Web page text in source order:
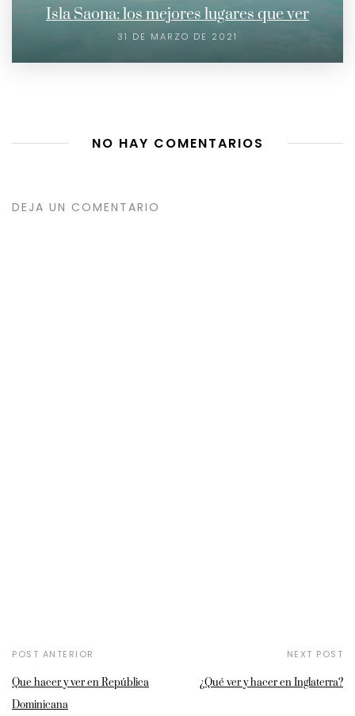
Isla Saona: los mejores lugares que ver
31 DE MARZO DE 2021
NO HAY COMENTARIOS
DEJA UN COMENTARIO
POST ANTERIOR
Que hacer y ver en República
Dominicana
NEXT POST
¿Qué ver y hacer en Inglaterra?